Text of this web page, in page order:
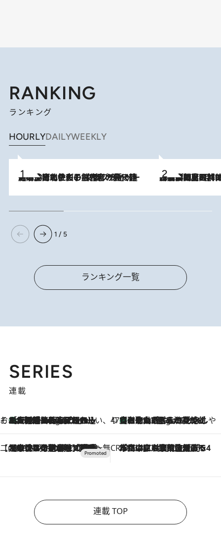
RANKING
ランキング
HOURLYDAILYWEEKLY
2026.8.3
《「文士の子ども被害者の会」発足！》阿川佐和子（72）が語る遠藤周作に北杜夫、劇作家・矢代静一の子どもたちの“文豪プライベート事件簿” 2026.8.8
「最後に見られてよかった」上野動物園の東園パンダ舎が解体前に特別公開。8月16日まで延長されたパネル展と共に辿る“半世紀”のパンダ飼育《解体工事の図面あり》
1 / 5
ランキング一覧
SERIES
連載
そおだよおこの関西おいしい、おやつ紀行6 Hours Ago
［大阪府箕面市］一皿一皿目の前で仕上げられる、料理を巧みに組み込んだアシェットデセールコース「ミチル アシェット デセール（Michiru assiette dessert）」 47都道府県の手みやげ ひんやりスイーツで夏を満喫
6 Hours Ago
【和歌山県】この夏絶対食べたい 冷やしておいしいおやつ3選 みかんがごろっと丸ごと入ったジュレ
【CREA×星野リゾート】唯一無二。癒しと発見が待つ場所へ
2026.8.7
【トンボの足水浴】ヒノキの香りに包まれて涼感マックス！約13℃の湧水かけ流しを避暑地「星野温泉 トンボの湯」で体験 CREA'S CHOICE
2026.8.7
「立川にも歌舞伎があるんだよ」 片岡仁左衛門・市川中車ら豪華座組みで4年目の立川立飛歌舞伎へ
連載 TOP